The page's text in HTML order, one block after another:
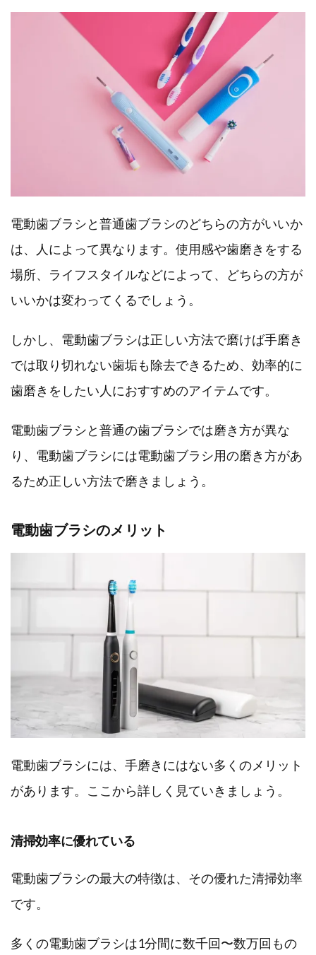
電動歯ブラシと普通歯ブラシのどちらの方がいいか
は、人によって異なります。使用感や歯磨きをする
場所、ライフスタイルなどによって、どちらの方が
いいかは変わってくるでしょう。
しかし、電動歯ブラシは正しい方法で磨けば手磨き
では取り切れない歯垢も除去できるため、効率的に
歯磨きをしたい人におすすめのアイテムです。
電動歯ブラシと普通の歯ブラシでは磨き方が異な
り、電動歯ブラシには電動歯ブラシ用の磨き方があ
るため正しい方法で磨きましょう。
電動歯ブラシのメリット
電動歯ブラシには、手磨きにはない多くのメリット
があります。ここから詳しく見ていきましょう。
清掃効率に優れている
電動歯ブラシの最大の特徴は、その優れた清掃効率
です。
多くの電動歯ブラシは1分間に数千回〜数万回もの